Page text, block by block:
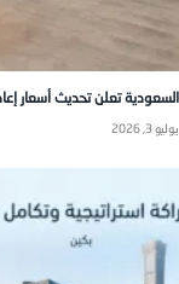
السعودية تعلن تحديث أسعار
يوليو 3, 2026